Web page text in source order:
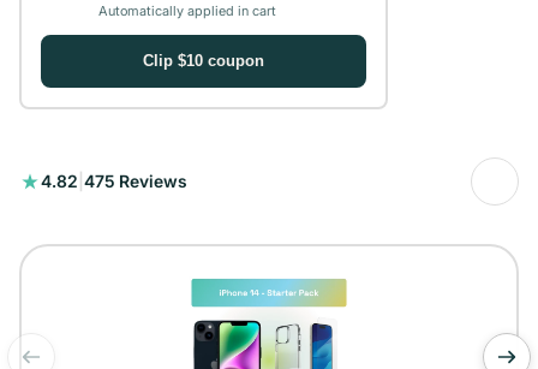
Automatically applied in cart
Clip $10 coupon
4.82 475 Reviews
475